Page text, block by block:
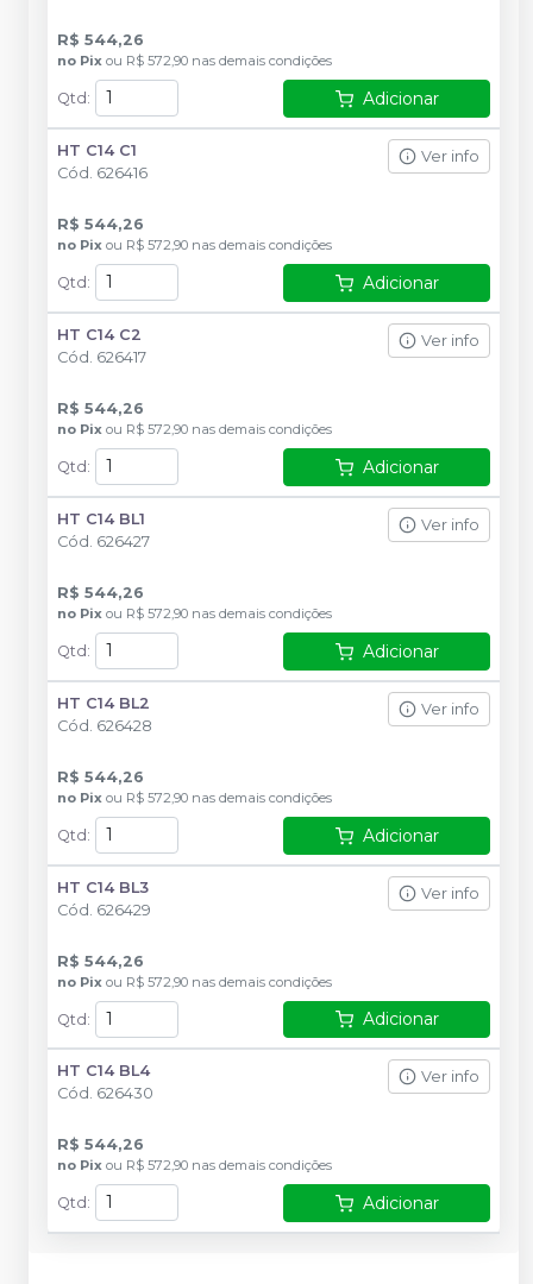
R$ 544,26
no Pix ou R$ 572,90 nas demais condições
Qtd : Adicionar
HT C14 C1
Cód. 626416
Ver info
R$ 544,26
no Pix ou R$ 572,90 nas demais condições
Qtd : Adicionar
HT C14 C2
Cód. 626417
Ver info
R$ 544,26
no Pix ou R$ 572,90 nas demais condições
Qtd : Adicionar
HT C14 BL1
Cód. 626427
Ver info
R$ 544,26
no Pix ou R$ 572,90 nas demais condições
Qtd : Adicionar
HT C14 BL2
Cód. 626428
Ver info
R$ 544,26
no Pix ou R$ 572,90 nas demais condições
Qtd : Adicionar
HT C14 BL3
Cód. 626429
Ver info
R$ 544,26
no Pix ou R$ 572,90 nas demais condições
Qtd: Adicionar
HT C14 BL4
Cód. 626430
Ver info
R$ 544,26
no Pix ou R$ 572,90 nas demais condições
Qtd : Adicionar